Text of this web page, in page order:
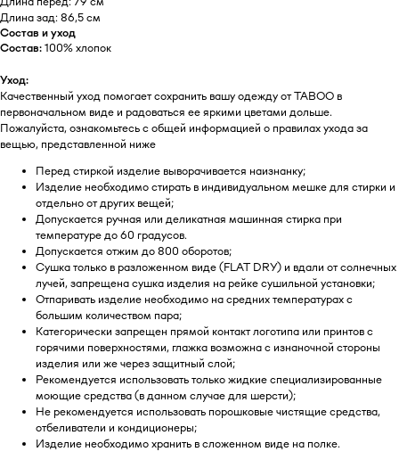
Длина зад: 86,5 см
Состав и уход
Состав:100% хлопок
Уход:
Качественный уход помогает сохранить вашу одежду от TABOO в
первоначальном виде и радоваться ее яркими цветами дольше.
Пожалуйста, ознакомьтесь с общей информацией о правилах ухода за
вещью, представленной ниже
Перед стиркой изделие выворачивается наизнанку;
Изделие необходимо стирать в индивидуальном мешке для стирки и
отдельно от других вещей;
Допускается ручная или деликатная машинная стирка при
температуре до 60 градусов.
Допускается отжим до 800 оборотов;
Сушка только в разложенном виде (FLAT DRY) и вдали от солнечных
лучей, запрещена сушка изделия на рейке сушильной установки;
Отпаривать изделие необходимо на средних температурах с
большим количеством пара;
Категорически запрещен прямой контакт логотипа или принтов с
горячими поверхностями, глажка возможна с изнаночной стороны
изделия или же через защитный слой;
Рекомендуется использовать только жидкие специализированные
моющие средства (в данном случае для шерсти);
Не рекомендуется использовать порошковые чистящие средства,
отбеливатели и кондиционеры;
Изделие необходимо хранить в сложенном виде на полке.